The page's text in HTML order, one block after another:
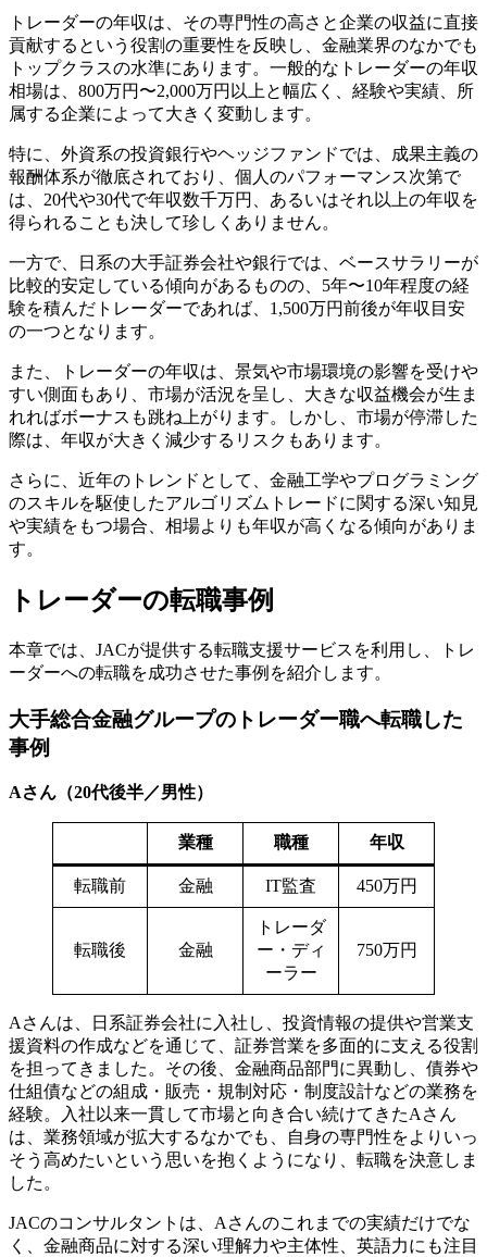
トレーダーの年収は、その専門性の高さと企業の収益に直接
貢献するという役割の重要性を反映し、金融業界のなかでも
トップクラスの水準にあります。一般的なトレーダーの年収
相場は、800万円〜2,000万円以上と幅広く、経験や実績、所
属する企業によって大きく変動します。
特に、外資系の投資銀行やヘッジファンドでは、成果主義の
報酬体系が徹底されており、個人のパフォーマンス次第で
は、20代や30代で年収数千万円、あるいはそれ以上の年収を
得られることも決して珍しくありません。
一方で、日系の大手証券会社や銀行では、ベースサラリーが
比較的安定している傾向があるものの、5年〜10年程度の経
験を積んだトレーダーであれば、1,500万円前後が年収目安
の一つとなります。
また、トレーダーの年収は、景気や市場環境の影響を受けや
すい側面もあり、市場が活況を呈し、大きな収益機会が生ま
れればボーナスも跳ね上がります。しかし、市場が停滞した
際は、年収が大きく減少するリスクもあります。
さらに、近年のトレンドとして、金融工学やプログラミング
のスキルを駆使したアルゴリズムトレードに関する深い知見
や実績をもつ場合、相場よりも年収が高くなる傾向がありま
す。
トレーダーの転職事例
本章では、JACが提供する転職支援サービスを利用し、トレ
ーダーへの転職を成功させた事例を紹介します。
大手総合金融グループのトレーダー職へ転職した
事例
Aさん（20代後半／男性）
業種 職種 年収
転職前 金融 IT監査 450万円
転職後 金融
トレーダ
ー・ディ
ーラー
750万円
Aさんは、日系証券会社に入社し、投資情報の提供や営業支
援資料の作成などを通じて、証券営業を多面的に支える役割
を担ってきました。その後、金融商品部門に異動し、債券や
仕組債などの組成・販売・規制対応・制度設計などの業務を
経験。入社以来一貫して市場と向き合い続けてきたAさん
は、業務領域が拡大するなかでも、自身の専門性をよりいっ
そう高めたいという思いを抱くようになり、転職を決意しま
した。
JACのコンサルタントは、Aさんのこれまでの実績だけでな
く、金融商品に対する深い理解力や主体性、英語力にも注目